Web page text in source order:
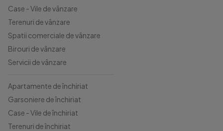
Case - Vile de vânzare
Terenuri de vânzare
Spatii comerciale de vânzare
Birouri de vânzare
Servicii de vânzare
Apartamente de închiriat
Garsoniere de închiriat
Case - Vile de închiriat
Terenuri de închiriat